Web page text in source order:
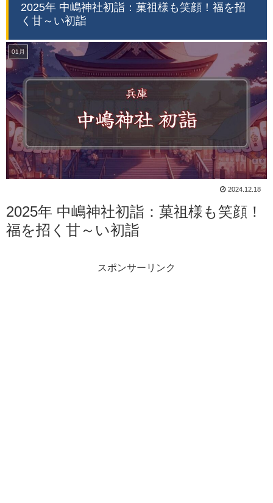
2025年 中嶋神社初詣：菓祖様も笑顔！福を招
く甘～い初詣
01月
2024.12.18
2025年 中嶋神社初詣：菓祖様も笑顔！
福を招く甘～い初詣
スポンサーリンク